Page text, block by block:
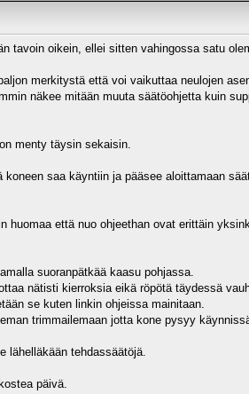
tavoin oikein, ellei sitten vahingossa satu
merkitystä että voi vaikuttaa neulojen
näkee mitään muuta säätöohjetta kuin
menty täysin sekaisin.
saa käyntiin ja pääsee aloittamaan
huomaa että nuo ohjeethan ovat erittäin
suoranpätkää kaasu pohjassa.
nätisti kierroksia eikä röpötä täydessä
se kuten linkin ohjeissa mainitaan.
trimmailemaan jotta kone pysyy
lähelläkään tehdassäätöjä.
päivä.